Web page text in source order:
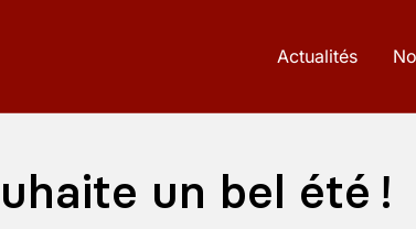
Actualités
un bel été !